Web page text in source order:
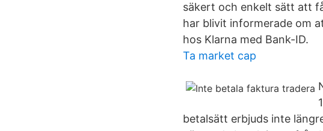
säkert och enkelt sätt att
har blivit informerade om
hos Klarna med Bank-ID.
Ta market cap
betalsätt erbjuds inte